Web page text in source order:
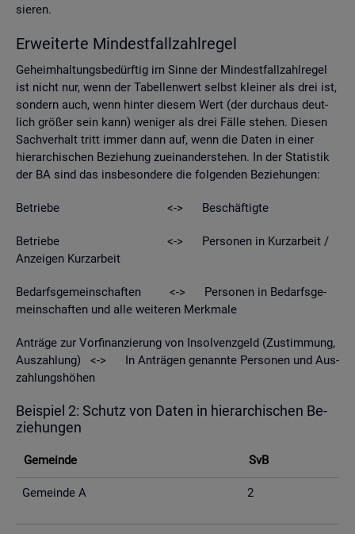
sie­ren.
Er­wei­ter­te Min­dest­fall­zahl­re­gel
Ge­heim­hal­tungs­be­dürf­tig im Sinne der Min­dest­fall­zahl­re­gel
ist nicht nur, wenn der Ta­bel­len­wert selbst klei­ner als drei ist,
son­dern auch, wenn hin­ter die­sem Wert (der durch­aus deut­
lich grö­ßer sein kann) we­ni­ger als drei Fälle ste­hen. Die­sen
Sach­ver­halt tritt immer dann auf, wenn die Daten in einer
hier­ar­chi­schen Be­zie­hung zu­ein­an­der­ste­hen. In der Sta­tis­tik
der BA sind das ins­be­son­de­re die fol­gen­den Be­zie­hun­gen:
Be­trie­be <-> Be­schäf­tig­te
Be­trie­be <-> Per­so­nen in Kurz­ar­beit /
An­zei­gen Kurz­ar­beit
Be­darfs­ge­mein­schaf­ten <-> Per­so­nen in Be­darfs­ge­
mein­schaf­ten und alle wei­te­ren Merk­ma­le
An­trä­ge zur Vor­fi­nan­zie­rung von In­sol­venz­geld (Zu­stim­mung,
Aus­zah­lung) <-> In An­trä­gen ge­nann­te Per­so­nen und Aus­
zah­lungs­hö­hen
Bei­spiel 2: Schutz von Daten in hier­ar­chi­schen Be­
zie­hun­gen
Ge­mein­de SvB
Ge­mein­de A 2